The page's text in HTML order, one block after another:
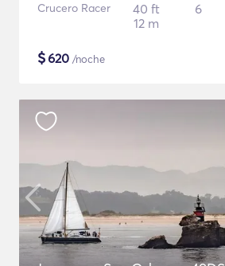
Crucero Racer
40 ft
12 m
6
$620 /noche